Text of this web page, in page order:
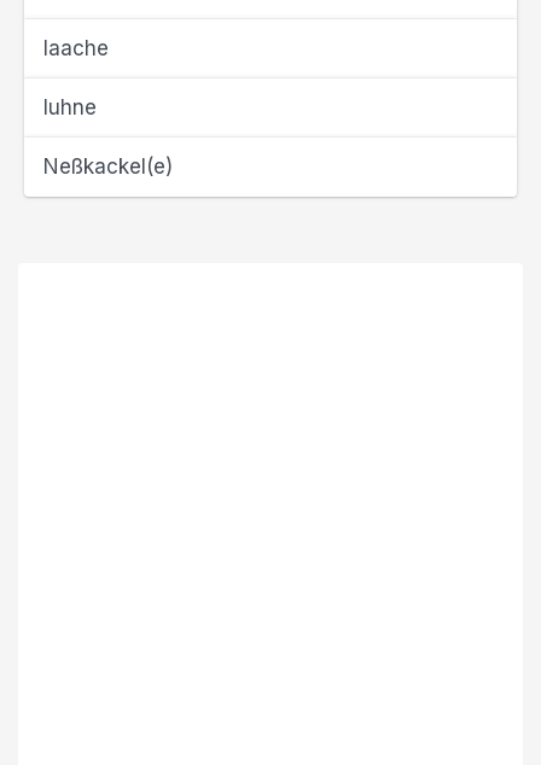
laache
luhne
Neßkackel(e)